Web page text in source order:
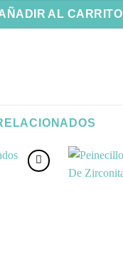
Zirconitas cantidad
AL CARRITO